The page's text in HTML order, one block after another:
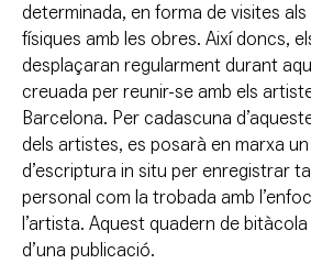
determinada, en forma de visites
físiques amb les obres. Així doncs,
desplaçaran regularment durant
creuada per reunir-se amb els
Barcelona. Per cadascuna
dels artistes, es posarà en marxa
d’escriptura in situ per enregistrar
personal com la trobada amb
l’artista. Aquest quadern de
d’una publicació.